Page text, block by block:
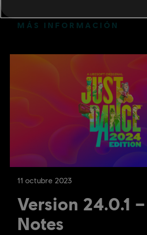
MÁS INFORMACIÓN
11 octubre 2023
Version 24.0.1
Notes